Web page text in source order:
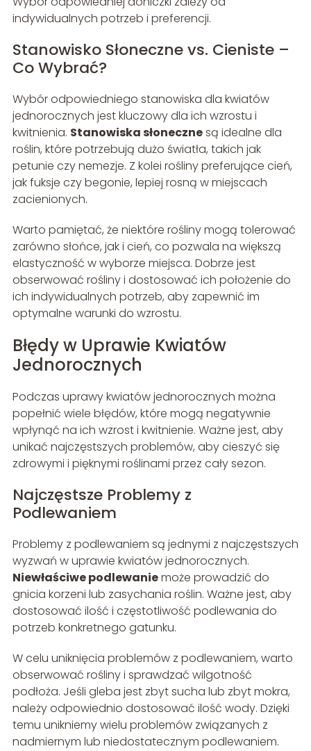
indywidualnych potrzeb i preferencji.
Stanowisko Słoneczne vs. Cieniste –
Co Wybrać?
Wybór odpowiedniego stanowiska dla kwiatów
jednorocznych jest kluczowy dla ich wzrostu i
kwitnienia. Stanowiska słonecznesą idealne dla
roślin, które potrzebują dużo światła, takich jak
petunie czy nemezje. Z kolei rośliny preferujące cień,
jak fuksje czy begonie, lepiej rosną w miejscach
zacienionych.
Warto pamiętać, że niektóre rośliny mogą tolerować
zarówno słońce, jak i cień, co pozwala na większą
elastyczność w wyborze miejsca. Dobrze jest
obserwować rośliny i dostosować ich położenie do
ich indywidualnych potrzeb, aby zapewnić im
optymalne warunki do wzrostu.
Błędy w Uprawie Kwiatów
Jednorocznych
Podczas uprawy kwiatów jednorocznych można
popełnić wiele błędów, które mogą negatywnie
wpłynąć na ich wzrost i kwitnienie. Ważne jest, aby
unikać najczęstszych problemów, aby cieszyć się
zdrowymi i pięknymi roślinami przez cały sezon.
Najczęstsze Problemy z
Podlewaniem
Problemy z podlewaniem są jednymi z najczęstszych
wyzwań w uprawie kwiatów jednorocznych.
Niewłaściwe podlewaniemoże prowadzić do
gnicia korzeni lub zasychania roślin. Ważne jest, aby
dostosować ilość i częstotliwość podlewania do
potrzeb konkretnego gatunku.
W celu uniknięcia problemów z podlewaniem, warto
obserwować rośliny i sprawdzać wilgotność
podłoża. Jeśli gleba jest zbyt sucha lub zbyt mokra,
należy odpowiednio dostosować ilość wody. Dzięki
temu unikniemy wielu problemów związanych z
nadmiernym lub niedostatecznym podlewaniem.